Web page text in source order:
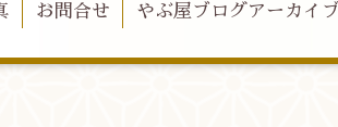
お問合せ やぶ屋ブログアーカイブ